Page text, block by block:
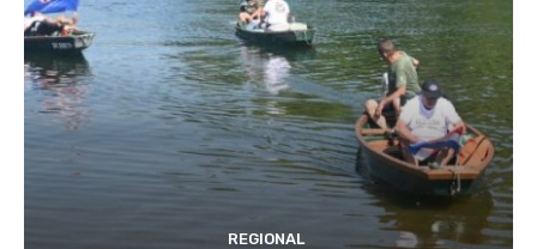
REGIONAL